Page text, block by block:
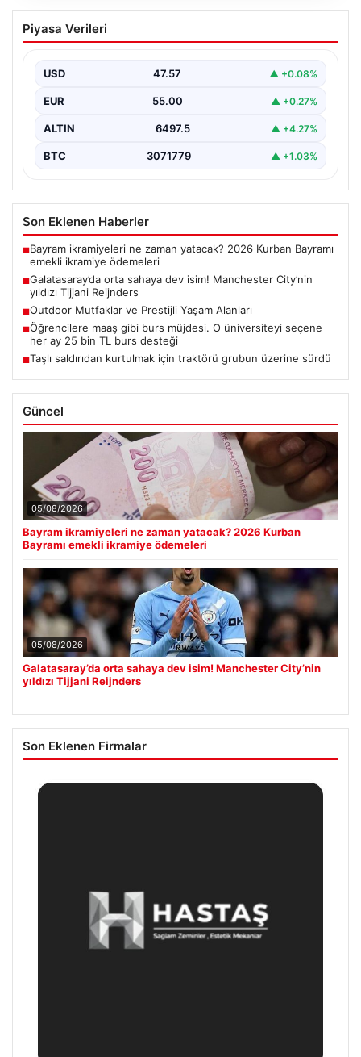
Galatasaray’da orta sahaya dev isim!
Manchester City’nin yıldızı Tijjani
{"title": "Galatasaray Orta Sahaya Dev Transferle
Reijnders"}, "content": "Yaz…
Piyasa Verileri
USD 47.57 ▲ +0.08%
EUR 55.00 ▲ +0.27%
ALTIN 6497.5 ▲ +4.27%
BTC 3071779 ▲ +1.03%
Son Eklenen Haberler
■Bayram ikramiyeleri ne zaman yatacak? 2026 Kurban Bayramı
emekli ikramiye ödemeleri
■Galatasaray’da orta sahaya dev isim! Manchester City’nin
yıldızı Tijjani Reijnders
■Outdoor Mutfaklar ve Prestijli Yaşam Alanları
■Öğrencilere maaş gibi burs müjdesi. O üniversiteyi seçene
her ay 25 bin TL burs desteği
■Taşlı saldırıdan kurtulmak için traktörü grubun üzerine sürdü
Güncel
05/08/2026
Bayram ikramiyeleri ne zaman yatacak? 2026 Kurban
Bayramı emekli ikramiye ödemeleri
05/08/2026
Galatasaray’da orta sahaya dev isim! Manchester City’nin
yıldızı Tijjani Reijnders
Son Eklenen Firmalar